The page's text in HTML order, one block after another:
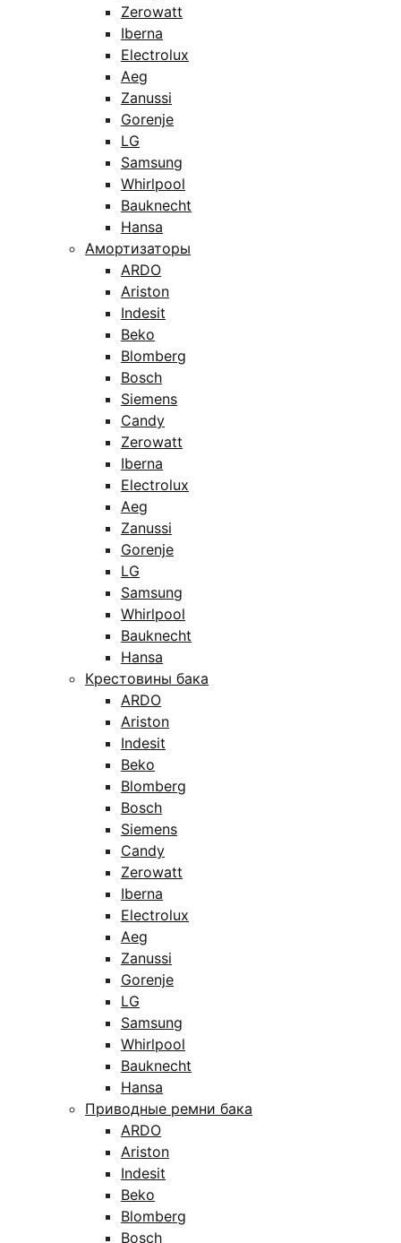
Zerowatt
Iberna
Electrolux
Aeg
Zanussi
Gorenje
LG
Samsung
Whirlpool
Bauknecht
Hansa
Амортизаторы
ARDO
Ariston
Indesit
Beko
Blomberg
Bosch
Siemens
Candy
Zerowatt
Iberna
Electrolux
Aeg
Zanussi
Gorenje
LG
Samsung
Whirlpool
Bauknecht
Hansa
Крестовины бака
ARDO
Ariston
Indesit
Beko
Blomberg
Bosch
Siemens
Candy
Zerowatt
Iberna
Electrolux
Aeg
Zanussi
Gorenje
LG
Samsung
Whirlpool
Bauknecht
Hansa
Приводные ремни бака
ARDO
Ariston
Indesit
Beko
Blomberg
Bosch